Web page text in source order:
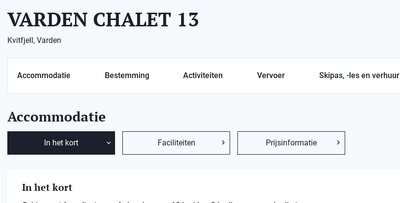
VARDEN CHALET 13
Kvitfjell, Varden
Accommodatie Bestemming Activiteiten Vervoer Skipas, -les en verhuur
Accommodatie
In het kort Faciliteiten Prijsinformatie
In het kort